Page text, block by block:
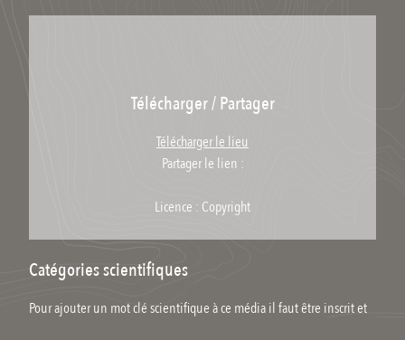
Télécharger / Partager
Télécharger le lieu
Partager le lien :
Licence : Copyright
Catégories scientifiques
Pour ajouter un mot clé scientifique à ce média il faut être inscrit et